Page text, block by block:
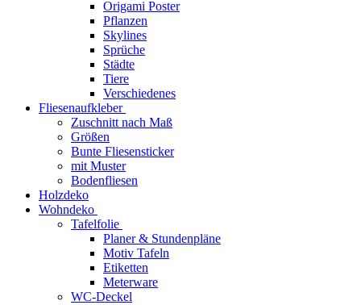
Origami Poster
Pflanzen
Skylines
Sprüche
Städte
Tiere
Verschiedenes
Fliesenaufkleber
Zuschnitt nach Maß
Größen
Bunte Fliesensticker
mit Muster
Bodenfliesen
Holzdeko
Wohndeko
Tafelfolie
Planer & Stundenpläne
Motiv Tafeln
Etiketten
Meterware
WC-Deckel